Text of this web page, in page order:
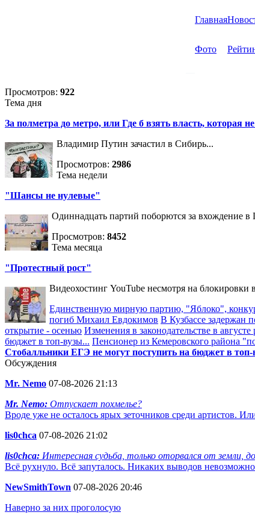
Главная
Фото
Просмотров: 922
Тема дня
За полметра до метро, или Где б взять власть, которая
Владимир Путин зачастил в Сибирь...
Просмотров: 2986
Тема недели
"Шансы не нулевые"
Одиннадцать партий поборются за вхождение
Просмотров: 8452
Тема месяца
"Протестный рост"
Видеохостинг YouTube несмотря на блокировки
Единственную мирную партию, "Яблоко",
погиб Михаил Евдокимов В Кузбассе задержан
открытие - осенью Изменения в законодательстве в
бюджет в топ-вузы... Пенсионер из Кемеровского района
Стобалльники ЕГЭ не могут поступить на бюджет в топ-
Обсуждения
Mr. Nemo 07-08-2026 21:13
Mr. Nemo: Отпускает похмелье?
Вроде уже не осталось ярых зеточников среди артистов.
lis0chca 07-08-2026 21:02
lis0chca: Интересная судьба, только оторвался от земли,
Всё рухнуло. Всё запуталось. Никаких выводов
NewSmithTown 07-08-2026 20:46
Наверно за них проголосую